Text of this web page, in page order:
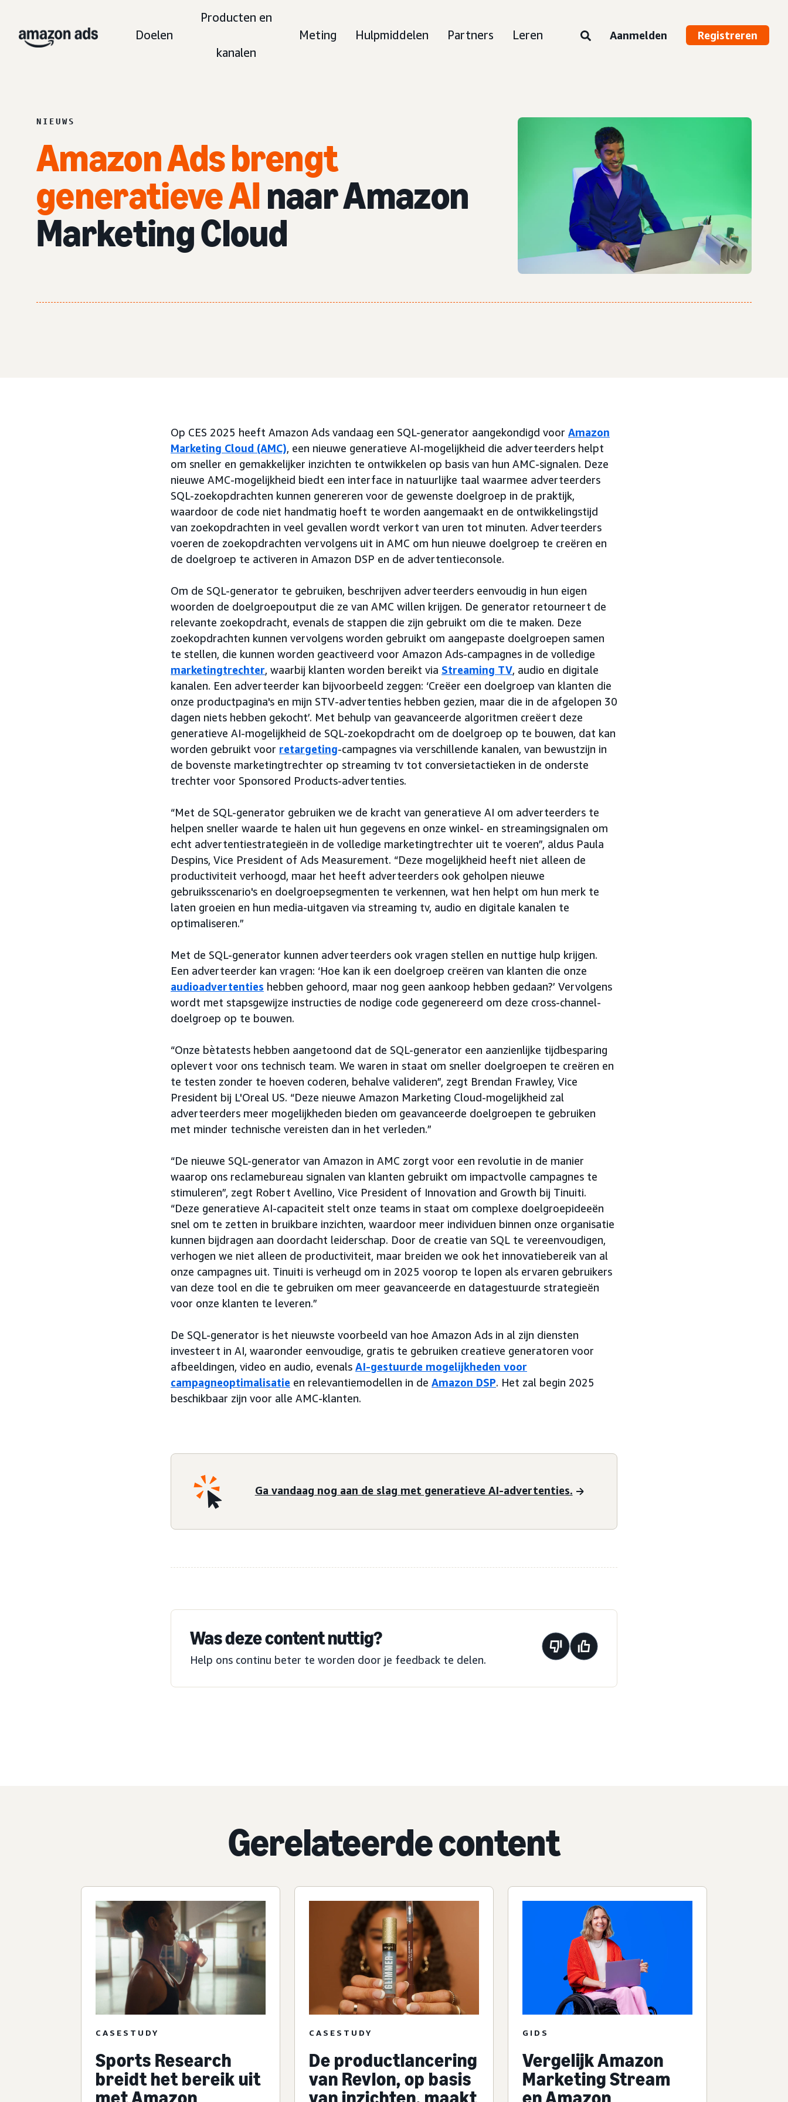
Doelen
Producten en
kanalen
Meting Hulpmiddelen Partners Leren Aanmelden Registreren
NIEUWS
Amazon Ads brengt
generatieve AInaar Amazon
Marketing Cloud
Op CES 2025 heeft Amazon Ads vandaag een SQL-generator aangekondigd voor Amazon
Marketing Cloud (AMC), een nieuwe generatieve AI-mogelijkheid die adverteerders helpt
om sneller en gemakkelijker inzichten te ontwikkelen op basis van hun AMC-signalen. Deze
nieuwe AMC-mogelijkheid biedt een interface in natuurlijke taal waarmee adverteerders
SQL-zoekopdrachten kunnen genereren voor de gewenste doelgroep in de praktijk,
waardoor de code niet handmatig hoeft te worden aangemaakt en de ontwikkelingstijd
van zoekopdrachten in veel gevallen wordt verkort van uren tot minuten. Adverteerders
voeren de zoekopdrachten vervolgens uit in AMC om hun nieuwe doelgroep te creëren en
de doelgroep te activeren in Amazon DSP en de advertentieconsole.
Om de SQL-generator te gebruiken, beschrijven adverteerders eenvoudig in hun eigen
woorden de doelgroepoutput die ze van AMC willen krijgen. De generator retourneert de
relevante zoekopdracht, evenals de stappen die zijn gebruikt om die te maken. Deze
zoekopdrachten kunnen vervolgens worden gebruikt om aangepaste doelgroepen samen
te stellen, die kunnen worden geactiveerd voor Amazon Ads-campagnes in de volledige
marketingtrechter, waarbij klanten worden bereikt via Streaming TV, audio en digitale
kanalen. Een adverteerder kan bijvoorbeeld zeggen: ‘Creëer een doelgroep van klanten die
onze productpagina's en mijn STV-advertenties hebben gezien, maar die in de afgelopen 30
dagen niets hebben gekocht’. Met behulp van geavanceerde algoritmen creëert deze
generatieve AI-mogelijkheid de SQL-zoekopdracht om de doelgroep op te bouwen, dat kan
worden gebruikt voor retargeting-campagnes via verschillende kanalen, van bewustzijn in
de bovenste marketingtrechter op streaming tv tot conversietactieken in de onderste
trechter voor Sponsored Products-advertenties.
“Met de SQL-generator gebruiken we de kracht van generatieve AI om adverteerders te
helpen sneller waarde te halen uit hun gegevens en onze winkel- en streamingsignalen om
echt advertentiestrategieën in de volledige marketingtrechter uit te voeren”, aldus Paula
Despins, Vice President of Ads Measurement. “Deze mogelijkheid heeft niet alleen de
productiviteit verhoogd, maar het heeft adverteerders ook geholpen nieuwe
gebruiksscenario's en doelgroepsegmenten te verkennen, wat hen helpt om hun merk te
laten groeien en hun media-uitgaven via streaming tv, audio en digitale kanalen te
optimaliseren.”
Met de SQL-generator kunnen adverteerders ook vragen stellen en nuttige hulp krijgen.
Een adverteerder kan vragen: ‘Hoe kan ik een doelgroep creëren van klanten die onze
audioadvertenties hebben gehoord, maar nog geen aankoop hebben gedaan?’ Vervolgens
wordt met stapsgewijze instructies de nodige code gegenereerd om deze cross-channel-
doelgroep op te bouwen.
“Onze bètatests hebben aangetoond dat de SQL-generator een aanzienlijke tijdbesparing
oplevert voor ons technisch team. We waren in staat om sneller doelgroepen te creëren en
te testen zonder te hoeven coderen, behalve valideren”, zegt Brendan Frawley, Vice
President bij L'Oreal US. “Deze nieuwe Amazon Marketing Cloud-mogelijkheid zal
adverteerders meer mogelijkheden bieden om geavanceerde doelgroepen te gebruiken
met minder technische vereisten dan in het verleden.”
“De nieuwe SQL-generator van Amazon in AMC zorgt voor een revolutie in de manier
waarop ons reclamebureau signalen van klanten gebruikt om impactvolle campagnes te
stimuleren”, zegt Robert Avellino, Vice President of Innovation and Growth bij Tinuiti.
“Deze generatieve AI-capaciteit stelt onze teams in staat om complexe doelgroepideeën
snel om te zetten in bruikbare inzichten, waardoor meer individuen binnen onze organisatie
kunnen bijdragen aan doordacht leiderschap. Door de creatie van SQL te vereenvoudigen,
verhogen we niet alleen de productiviteit, maar breiden we ook het innovatiebereik van al
onze campagnes uit. Tinuiti is verheugd om in 2025 voorop te lopen als ervaren gebruikers
van deze tool en die te gebruiken om meer geavanceerde en datagestuurde strategieën
voor onze klanten te leveren.”
De SQL-generator is het nieuwste voorbeeld van hoe Amazon Ads in al zijn diensten
investeert in AI, waaronder eenvoudige, gratis te gebruiken creatieve generatoren voor
afbeeldingen, video en audio, evenals AI-gestuurde mogelijkheden voor
campagneoptimalisatie en relevantiemodellen in de Amazon DSP. Het zal begin 2025
beschikbaar zijn voor alle AMC-klanten.
Ga vandaag nog aan de slag met generatieve AI-advertenties.
Was deze content nuttig?
Help ons continu beter te worden door je feedback te delen.
Gerelateerde content
CASESTUDY
Sports Research
breidt het bereik uit
CASESTUDY
De productlancering
van Revlon, op basis
GIDS
Vergelijk Amazon
Marketing Stream